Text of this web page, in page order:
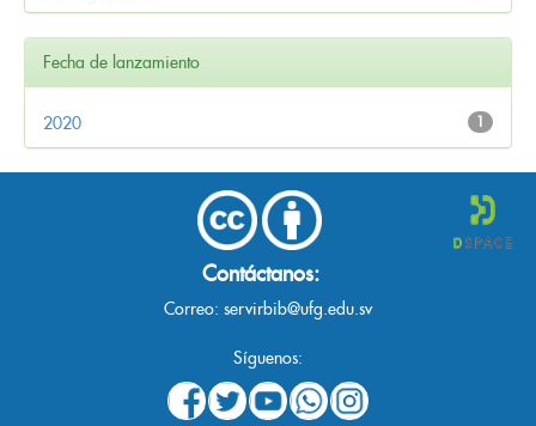
Fecha de lanzamiento
1
2020
Contáctanos:
Correo: servirbib@ufg.edu.sv
Síguenos: